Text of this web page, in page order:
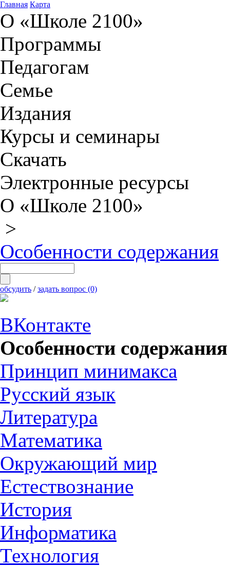
Главная Карта
О «Школе 2100»
Программы
Педагогам
Семье
Издания
Курсы и семинары
Скачать
Электронные ресурсы
О «Школе 2100»
>
Особенности содержания
обсудить /задать вопрос (0)
ВКонтакте
Особенности содержания
Принцип минимакса
Русский язык
Литература
Математика
Окружающий мир
Естествознание
История
Информатика
Технология